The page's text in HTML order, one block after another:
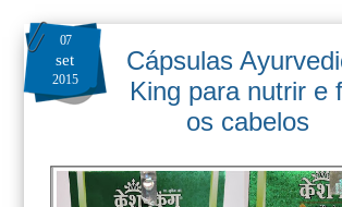
07
set
2015
Cápsulas
King para nutrir e
os cabelos